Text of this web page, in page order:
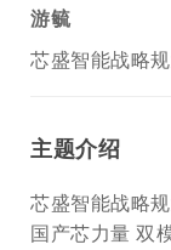
游毓
芯盛智能战略
主题介绍
芯盛智能战略
国产芯力量 双